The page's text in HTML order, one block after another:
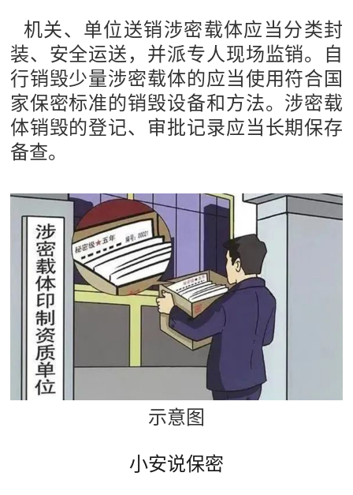
机关、单位送销涉密载体应当分类封
装、安全运送，并派专人现场监销。自
行销毁少量涉密载体的应当使用符合国
家保密标准的销毁设备和方法。涉密载
体销毁的登记、审批记录应当长期保存
备查。
示意图
小安说保密